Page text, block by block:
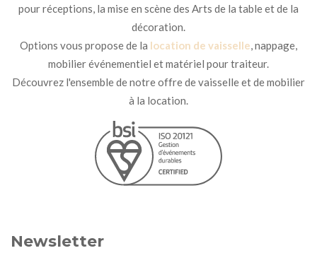
pour réceptions, la mise en scène des Arts de la table et de la
décoration.
Options vous propose de la location de vaisselle, nappage,
mobilier événementiel et matériel pour traiteur.
Découvrez l'ensemble de notre offre de vaisselle et de mobilier
à la location.
Newsletter